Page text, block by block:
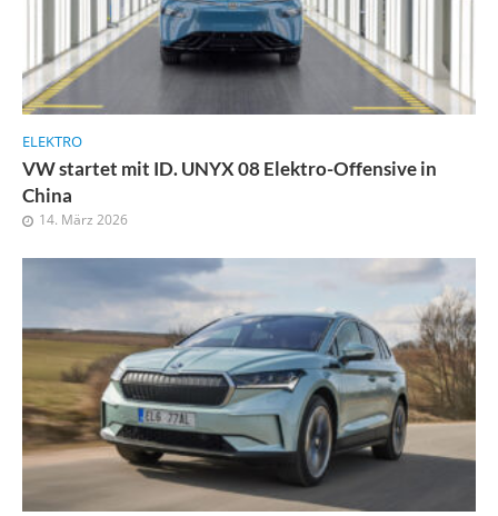
ELEKTRO
VW startet mit ID. UNYX 08 Elektro-Offensive in
China
14. März 2026